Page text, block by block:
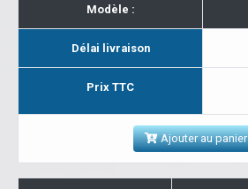
Modèle :
Délai livraison
Prix TTC
Ajouter au panier